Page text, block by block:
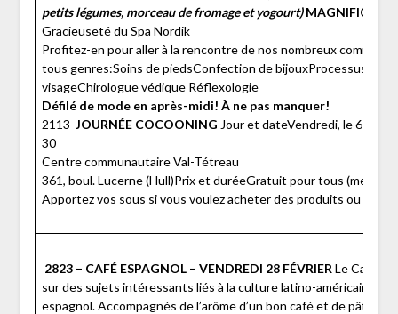
petits légumes, morceau de fromage et yogourt)MAGNIFIQUES
Gracieuseté du Spa Nordik
Profitez-en pour aller à la rencontre de nos nombreux
tous genres:Soins de piedsConfection de bijouxProcessus
visageChirologue védique Réflexologie
Défilé de mode en après-midi! À ne pas manquer!
2113 JOURNÉE COCOONING Jour et dateVendredi, le 6
30
Centre communautaire Val-Tétreau
361, boul. Lucerne (Hull)Prix et duréeGratuit pour tous
Apportez vos sous si vous voulez acheter des produits ou
2823 – CAFÉ ESPAGNOL – VENDREDI 28 FÉVRIER Le Café
sur des sujets intéressants liés à la culture latino-américaine et «
espagnol. Accompagnés de l’arôme d’un bon café et de